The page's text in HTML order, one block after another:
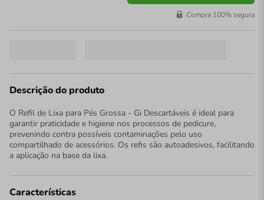
Compra 100% segura
Descrição do produto
O Refil de Lixa para Pés Grossa - Gi Descartáveis é ideal para
garantir praticidade e higiene nos processos de pedicure,
prevenindo contra possíveis contaminações pelo uso
compartilhado de acessórios. Os refis são autoadesivos, facilitando
a aplicação na base da lixa.
Características